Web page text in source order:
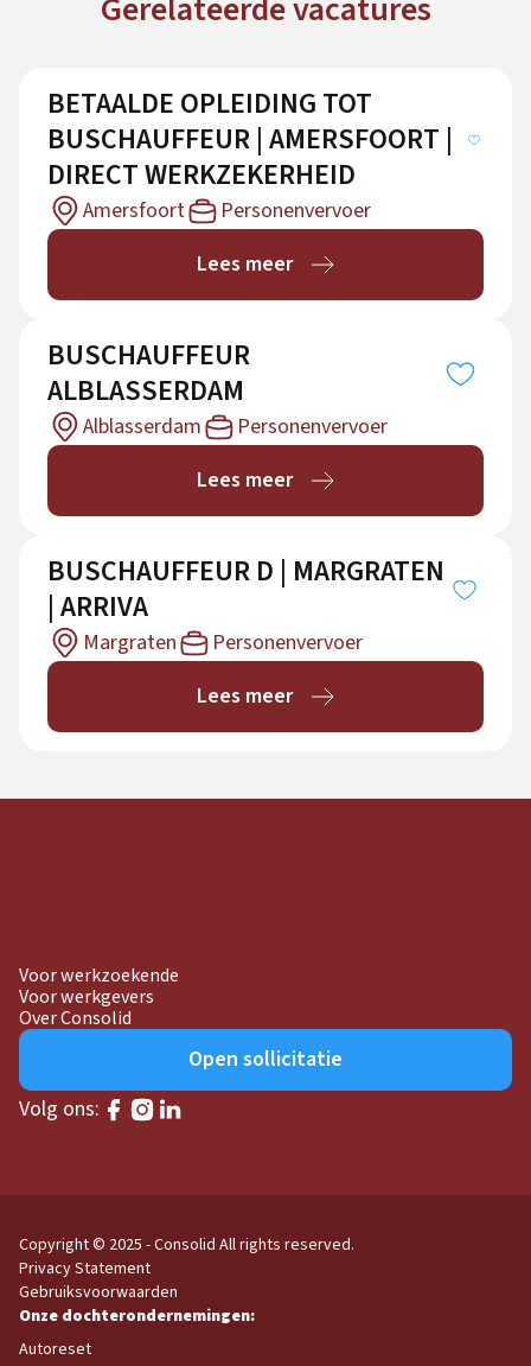
Gerelateerde vacatures
BETAALDE OPLEIDING TOT
BUSCHAUFFEUR | AMERSFOORT |
DIRECT WERKZEKERHEID
Amersfoort
Personenvervoer
Lees meer
BUSCHAUFFEUR
ALBLASSERDAM
Alblasserdam
Personenvervoer
Lees meer
BUSCHAUFFEUR D | MARGRATEN
| ARRIVA
Margraten
Personenvervoer
Lees meer
Voor werkzoekende
Voor werkgevers
Over Consolid
Open sollicitatie
Volg ons:
Copyright © 2025 - Consolid All rights reserved.
Privacy Statement
Gebruiksvoorwaarden
Autoreset